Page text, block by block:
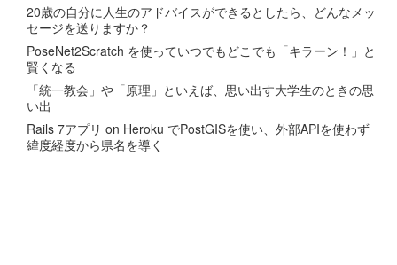
20歳の自分に人生のアドバイスができるとしたら、どんなメッ
セージを送りますか？
PoseNet2Scratch を使っていつでもどこでも「キラーン！」と
賢くなる
「統一教会」や「原理」といえば、思い出す大学生のときの思
い出
Rails 7アプリ on Heroku でPostGISを使い、外部APIを使わず
緯度経度から県名を導く